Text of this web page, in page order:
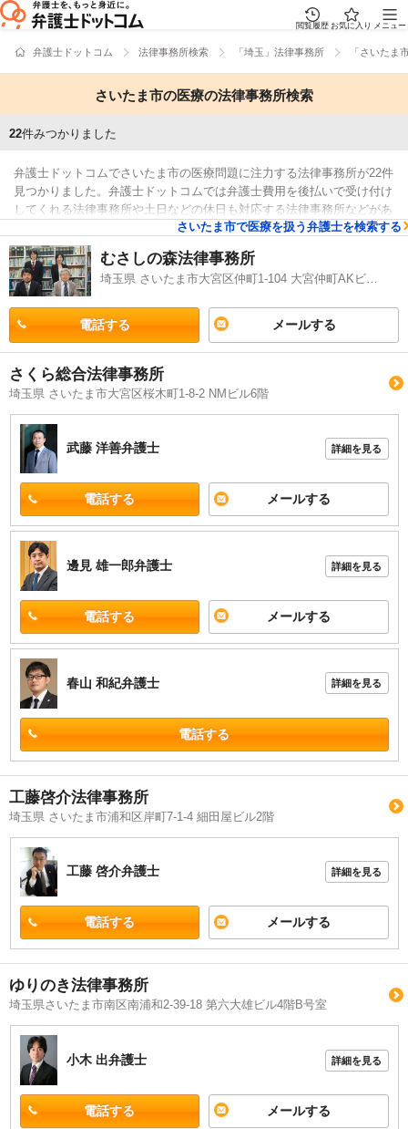
閲覧履歴 お気に入り メニュー
弁護士ドットコム 法律事務所検索 「埼玉」法律事務所 「さいたま
さいたま市の医療の法律事務所検索
弁護士ドットコムでさいたま市の医療問題に注力する法律事務所が22件
見つかりました。弁護士ドットコムでは弁護士費用を後払いで受け付け
してくれる法律事務所や土日などの休日も対応する法律事務所などがあ
ります。そのため、例えば「評判が高い医療問題が専門の法律事務所や
法律事務所の選び方はほとんどチェックしたけれど、さいたま市近くの
法律事務所を自宅からの距離で検討したい」などの要望にも応じること
ができます。医療問題でお困りの方は弁護士ドットコムに登録する法律
まえて、希望に適した法律事務所に問合せをしてみてください。
22件みつかりました
さいたま市で医療を扱う弁護士を検索する
検索結果
むさしの森法律事務所
電話する メールする
さくら総合法律事務所
埼玉県 さいたま市大宮区桜木町1-8-2 NMビル6階
武藤 洋善弁護士 詳細を見る
電話する メールする
邊見 雄一郎弁護士 詳細を見る
電話する メールする
春山 和紀弁護士 詳細を見る
電話する
工藤啓介法律事務所
埼玉県 さいたま市浦和区岸町7-1-4 細田屋ビル2階
工藤 啓介弁護士 詳細を見る
電話する メールする
ゆりのき法律事務所
埼玉県さいたま市南区南浦和2-39-18 第六大雄ビル4階B号室
小木 出弁護士 詳細を見る
電話する メールする